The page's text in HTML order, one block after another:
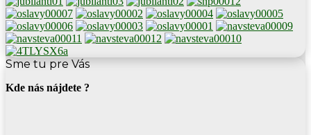
Sme tu pre Vás
Kde nás nájdete ?